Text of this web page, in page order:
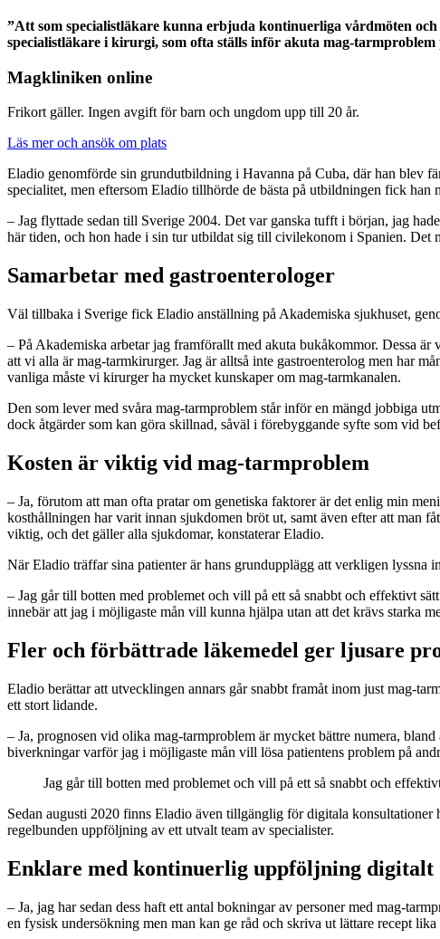
”Att som specialistläkare kunna erbjuda kontinuerliga vårdmöten
specialistläkare i kirurgi, som ofta ställs inför akuta mag-
Magkliniken online
Frikort gäller. Ingen avgift för barn och ungdom upp till 20 år.
Läs mer och ansök om plats
Eladio genomförde sin grundutbildning i Havanna på Cuba, där han blev
specialitet, men eftersom Eladio tillhörde de bästa på utbildningen fick
– Jag flyttade sedan till Sverige 2004. Det var ganska tufft i början, jag
här tiden, och hon hade i sin tur utbildat sig till civilekonom i Spanien. Det
Samarbetar med gastroenterologer
Väl tillbaka i Sverige fick Eladio anställning på Akademiska sjukhuset,
– På Akademiska arbetar jag framförallt med akuta bukåkommor. Dessa
att vi alla är mag-tarmkirurger. Jag är alltså inte gastroenterolog men har
vanliga måste vi kirurger ha mycket kunskaper om mag-tarmkanalen.
Den som lever med svåra mag-tarmproblem står inför en mängd jobbiga
dock åtgärder som kan göra skillnad, såväl i förebyggande syfte som vid
Kosten är viktig vid mag-tarmproblem
– Ja, förutom att man ofta pratar om genetiska faktorer är det enlig min
kosthållningen har varit innan sjukdomen bröt ut, samt även efter att man
viktig, och det gäller alla sjukdomar, konstaterar Eladio.
När Eladio träffar sina patienter är hans grundupplägg att verkligen lyssna
– Jag går till botten med problemet och vill på ett så snabbt och effektivt
innebär att jag i möjligaste mån vill kunna hjälpa utan att det krävs starka
Fler och förbättrade läkemedel ger ljusare
Eladio berättar att utvecklingen annars går snabbt framåt inom just mag-
ett stort lidande.
– Ja, prognosen vid olika mag-tarmproblem är mycket bättre numera,
biverkningar varför jag i möjligaste mån vill lösa patientens problem på
Jag går till botten med problemet och vill på ett så snabbt och
Sedan augusti 2020 finns Eladio även tillgänglig för digitala
regelbunden uppföljning av ett utvalt team av specialister.
Enklare med kontinuerlig uppföljning digitalt
– Ja, jag har sedan dess haft ett antal bokningar av personer med mag-
en fysisk undersökning men man kan ge råd och skriva ut lättare recept